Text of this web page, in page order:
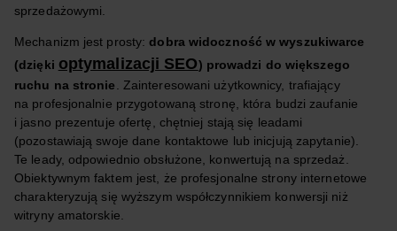
sprzedażowymi.
Mechanizm jest prosty:dobra widoczność w wyszukiwarce
(dzięki optymalizacji SEO) prowadzi do większego
ruchu na stronie
. Zainteresowani użytkownicy, trafiający
na profesjonalnie przygotowaną stronę, która budzi zaufanie
i jasno prezentuje ofertę, chętniej stają się leadami
(pozostawiają swoje dane kontaktowe lub inicjują zapytanie).
Te leady, odpowiednio obsłużone, konwertują na sprzedaż.
Obiektywnym faktem jest, że profesjonalne strony internetowe
charakteryzują się wyższym współczynnikiem konwersji niż
witryny amatorskie.